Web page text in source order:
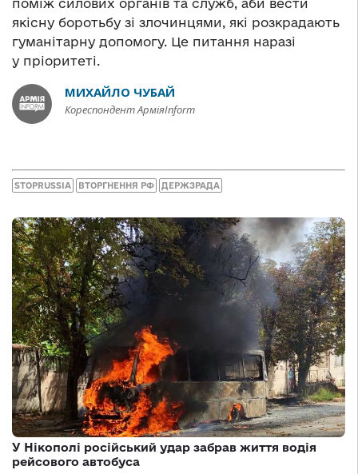
поміж силових органів та служб, аби вести
якісну боротьбу зі злочинцями, які розкрадають
гуманітарну допомогу. Це питання наразі
у пріоритеті.
МИХАЙЛО ЧУБАЙ
Кореспондент АрміяInform
STOPRUSSIA ВТОРГНЕННЯ РФ ДЕРЖЗРАДА
У Нікополі російський удар забрав життя водія
рейсового автобуса